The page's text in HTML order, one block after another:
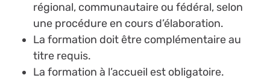
régional, communautaire ou fédéral, selon
une procédure en cours d’élaboration.
La formation doit être complémentaire au
titre requis.
La formation à l’accueil est obligatoire.